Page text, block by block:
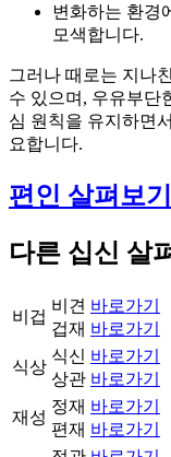
변화하는 환경
모색합니다.
그러나 때로는 지나
수 있으며, 우유부단
심 원칙을 유지하면
요합니다.
편인 살펴보
다른 십신 살
비겁
비견
겁재
바로가기
바로가기
식상
식신
상관
바로가기
바로가기
재성
정재
편재
바로가기
바로가기